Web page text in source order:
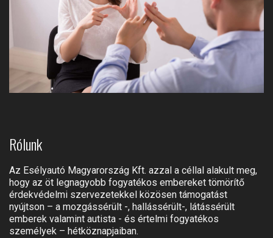
Rólunk
Az Esélyautó Magyarország Kft. azzal a céllal alakult meg,
hogy az öt legnagyobb fogyatékos embereket tömörítő
érdekvédelmi szervezetekkel közösen támogatást
nyújtson – a mozgássérült -, hallássérült-, látássérült
emberek valamint autista - és értelmi fogyatékos
személyek – hétköznapjaiban.